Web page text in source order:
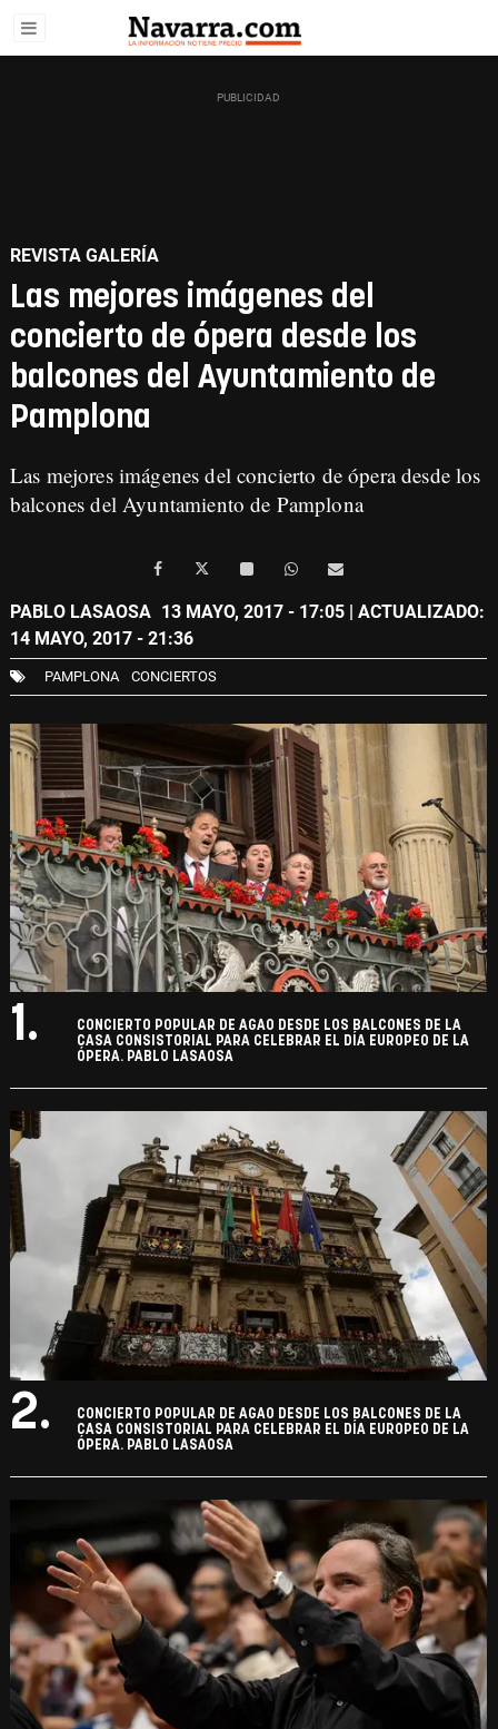
REVISTA GALERÍA
Las mejores imágenes del
concierto de ópera desde los
balcones del Ayuntamiento de
Pamplona
Las mejores imágenes del concierto de ópera desde los
balcones del Ayuntamiento de Pamplona
PABLO LASAOSA 13 MAYO, 2017 - 17:05 | ACTUALIZADO:
14 MAYO, 2017 - 21:36
PAMPLONA CONCIERTOS
1.
CONCIERTO POPULAR DE AGAO DESDE LOS BALCONES DE LA
CASA CONSISTORIAL PARA CELEBRAR EL DÍA EUROPEO DE LA
ÓPERA. PABLO LASAOSA
2.
CONCIERTO POPULAR DE AGAO DESDE LOS BALCONES DE LA
CASA CONSISTORIAL PARA CELEBRAR EL DÍA EUROPEO DE LA
ÓPERA. PABLO LASAOSA